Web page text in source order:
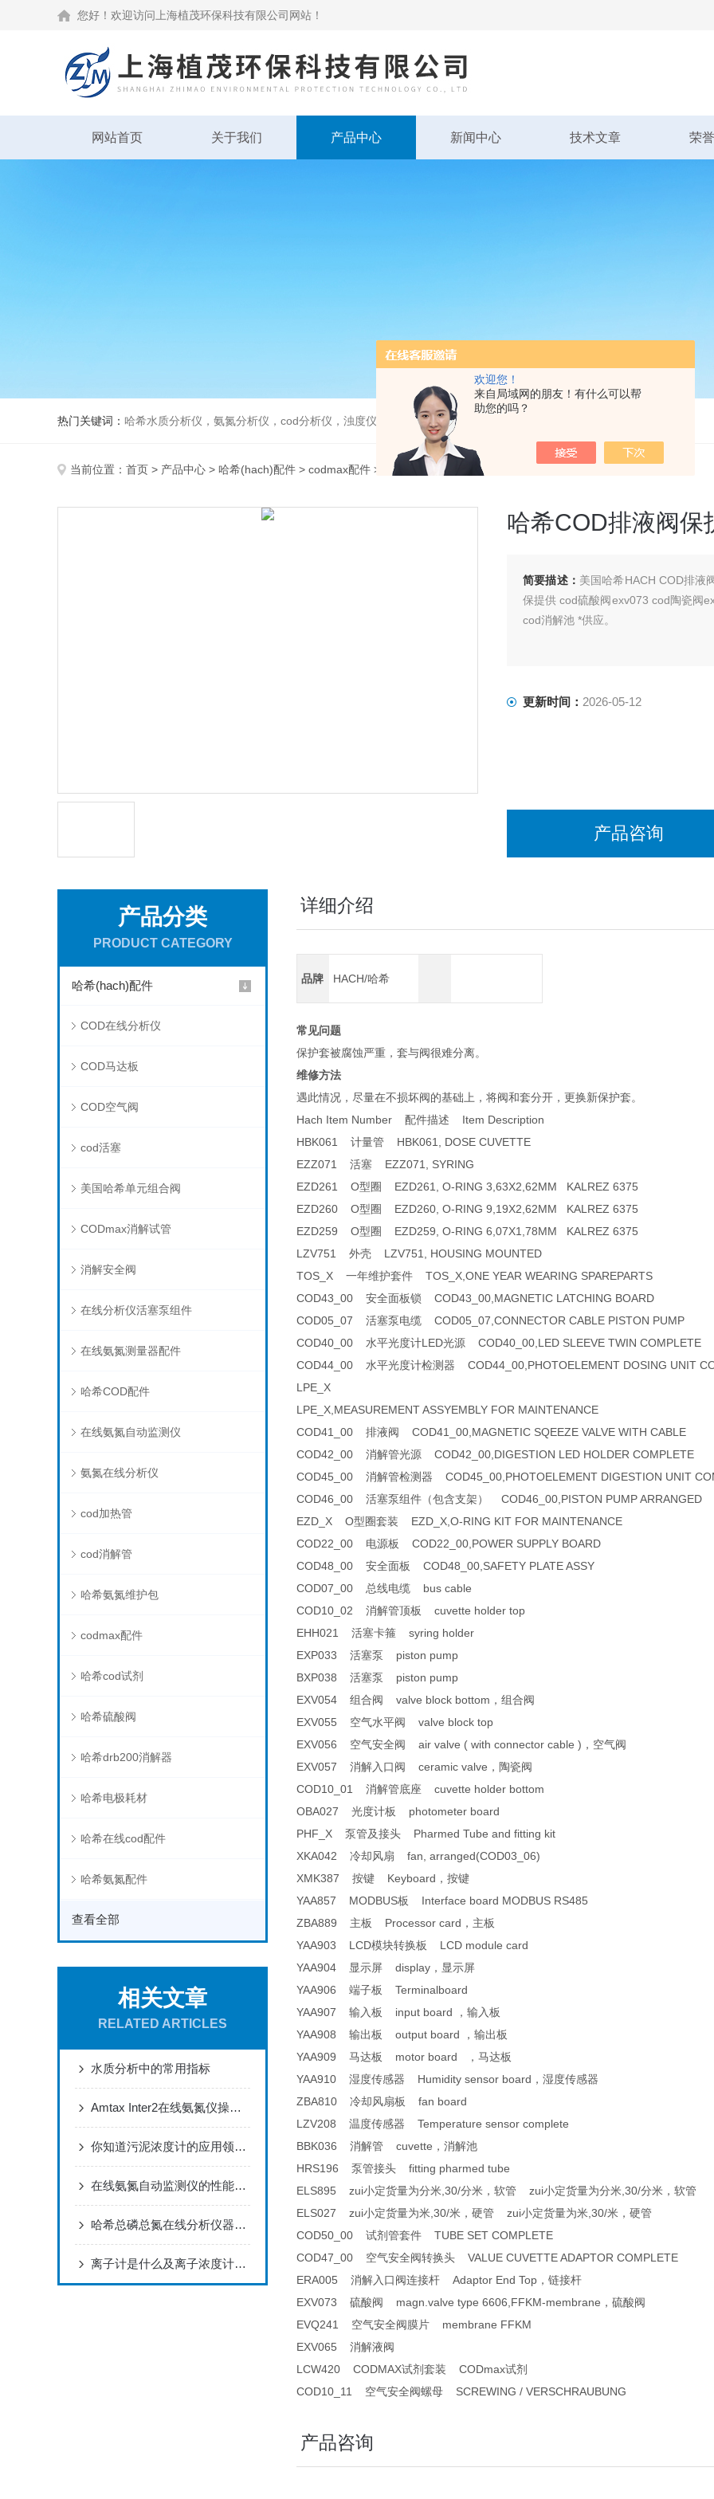
欢迎您！
来自局域网的朋友！有什么可以帮
助您的吗？
您好！欢迎访问上海植茂环保科技有限公司网站！
网站首页 关于我们 产品中心 新闻中心 技术文章 荣
热门关键词： 哈希水质分析仪，氨氮分析仪，cod分析仪，浊度仪，bod分析仪，溶解氧分析仪
当前位置： 首页 > 产品中心 > 哈希(hach)配件 > codmax配件 > COD05_07哈希COD排液阀保护套价格 COD05_07
哈希COD排液阀保
简要描述： 美国哈希HACH COD排液
保提供 cod硫酸阀exv073 cod陶瓷阀
cod消解池 *供应。
更新时间： 2026-05-12
产品咨询
产品分类
PRODUCT CATEGORY
哈希(hach)配件
COD在线分析仪
COD马达板
COD空气阀
cod活塞
美国哈希单元组合阀
CODmax消解试管
消解安全阀
在线分析仪活塞泵组件
在线氨氮测量器配件
哈希COD配件
在线氨氮自动监测仪
氨氮在线分析仪
cod加热管
cod消解管
哈希氨氮维护包
codmax配件
哈希cod试剂
哈希硫酸阀
哈希drb200消解器
哈希电极耗材
哈希在线cod配件
哈希氨氮配件
查看全部
相关文章
RELATED ARTICLES
水质分析中的常用指标
Amtax Inter2在线氨氮仪操作指南
你知道污泥浓度计的应用领域及故障处理方法？
在线氨氮自动监测仪的性能特点
哈希总磷总氮在线分析仪器操作指南npw160维护试剂
离子计是什么及离子浓度计分类
详细介绍
品牌 HACH/哈希
常见问题
保护套被腐蚀严重，套与阀很难分离。
维修方法
遇此情况，尽量在不损坏阀的基础上，将阀和套分开，更换新保护套。
Hach Item Number 配件描述 Item Description
HBK061 计量管 HBK061, DOSE CUVETTE
EZZ071 活塞 EZZ071, SYRING
EZD261 O型圈 EZD261, O-RING 3,63X2,62MM KALREZ 6375
EZD260 O型圈 EZD260, O-RING 9,19X2,62MM KALREZ 6375
EZD259 O型圈 EZD259, O-RING 6,07X1,78MM KALREZ 6375
LZV751 外壳 LZV751, HOUSING MOUNTED
TOS_X 一年维护套件 TOS_X,ONE YEAR WEARING SPAREPARTS
COD43_00 安全面板锁 COD43_00,MAGNETIC LATCHING BOARD
COD05_07 活塞泵电缆 COD05_07,CONNECTOR CABLE PISTON PUMP
COD40_00 水平光度计LED光源 COD40_00,LED SLEEVE TWIN COMPLETE
COD44_00 水平光度计检测器 COD44_00,PHOTOELEMENT DOSING UNIT
LPE_X
LPE_X,MEASUREMENT ASSYEMBLY FOR MAINTENANCE
COD41_00 排液阀 COD41_00,MAGNETIC SQEEZE VALVE WITH CABLE
COD42_00 消解管光源 COD42_00,DIGESTION LED HOLDER COMPLETE
COD45_00 消解管检测器 COD45_00,PHOTOELEMENT DIGESTION UNIT
COD46_00 活塞泵组件（包含支架） COD46_00,PISTON PUMP ARRANGED
EZD_X O型圈套装 EZD_X,O-RING KIT FOR MAINTENANCE
COD22_00 电源板 COD22_00,POWER SUPPLY BOARD
COD48_00 安全面板 COD48_00,SAFETY PLATE ASSY
COD07_00 总线电缆 bus cable
COD10_02 消解管顶板 cuvette holder top
EHH021 活塞卡箍 syring holder
EXP033 活塞泵 piston pump
BXP038 活塞泵 piston pump
EXV054 组合阀 valve block bottom，组合阀
EXV055 空气水平阀 valve block top
EXV056 空气安全阀 air valve ( with connector cable )，空气阀
EXV057 消解入口阀 ceramic valve，陶瓷阀
COD10_01 消解管底座 cuvette holder bottom
OBA027 光度计板 photometer board
PHF_X 泵管及接头 Pharmed Tube and fitting kit
XKA042 冷却风扇 fan, arranged(COD03_06)
XMK387 按键 Keyboard，按键
YAA857 MODBUS板 Interface board MODBUS RS485
ZBA889 主板 Processor card，主板
YAA903 LCD模块转换板 LCD module card
YAA904 显示屏 display，显示屏
YAA906 端子板 Terminalboard
YAA907 输入板 input board ，输入板
YAA908 输出板 output board ，输出板
YAA909 马达板 motor board ，马达板
YAA910 湿度传感器 Humidity sensor board，湿度传感器
ZBA810 冷却风扇板 fan board
LZV208 温度传感器 Temperature sensor complete
BBK036 消解管 cuvette，消解池
HRS196 泵管接头 fitting pharmed tube
ELS895 zui小定货量为分米,30/分米，软管 zui小定货量为分米,30/分米，软管
ELS027 zui小定货量为米,30/米，硬管 zui小定货量为米,30/米，硬管
COD50_00 试剂管套件 TUBE SET COMPLETE
COD47_00 空气安全阀转换头 VALUE CUVETTE ADAPTOR COMPLETE
ERA005 消解入口阀连接杆 Adaptor End Top，链接杆
EXV073 硫酸阀 magn.valve type 6606,FFKM-membrane，硫酸阀
EVQ241 空气安全阀膜片 membrane FFKM
EXV065 消解液阀
LCW420 CODMAX试剂套装 CODmax试剂
COD10_11 空气安全阀螺母 SCREWING / VERSCHRAUBUNG
产品咨询